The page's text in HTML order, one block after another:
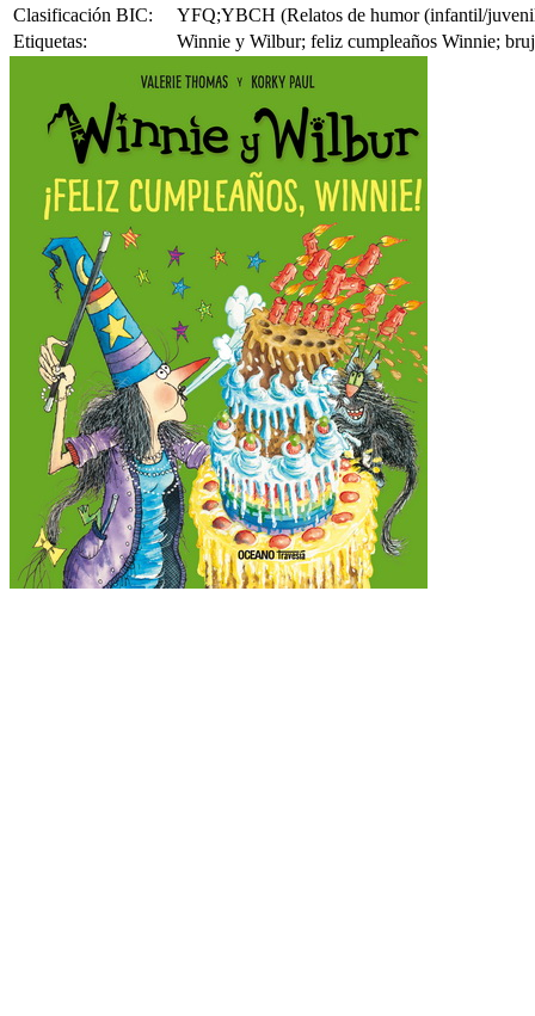
Clasificación BIC:
YFQ;YBCH (Relatos de humor (infantil/
Etiquetas:
Winnie y Wilbur; feliz cumpleaños Winnie;